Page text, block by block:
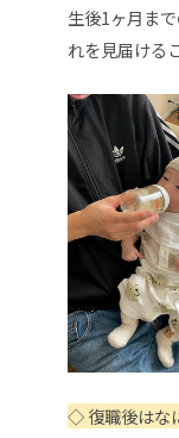
生後1ヶ月ま
れを見届ける
◇復職後はな